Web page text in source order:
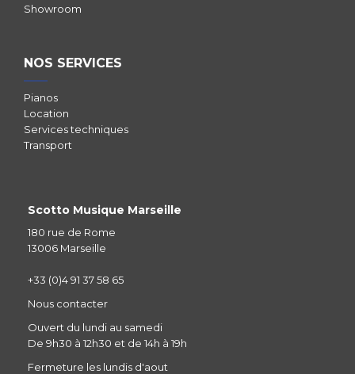
Showroom
NOS SERVICES
Pianos
Location
Services techniques
Transport
Scotto Musique Marseille
180 rue de Rome
13006 Marseille
+33 (0)4 91 37 58 65
Nous contacter
Ouvert du lundi au samedi
De 9h30 à 12h30 et de 14h à 19h
Fermeture les lundis d'aout